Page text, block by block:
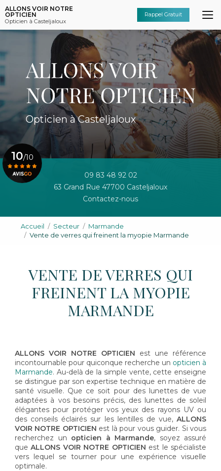
Aller
au
contenu
principal
ALLONS VOIR NOTRE
OPTICIEN
Opticien à Casteljaloux
Rappel Gratuit
Opticien à Casteljaloux
09 83 48 92 02
63 Grand Rue 47700 Casteljaloux
Contactez-nous
10/10
Accueil Secteur
Marmande
Vente de verres qui freinent la myopie Marmande
VENTE DE VERRES QUI
FREINENT LA MYOPIE
MARMANDE
ALLONS VOIR NOTRE OPTICIEN est une référence
incontournable pour quiconque recherche un opticien à
Marmande. Au-delà de la simple vente, cette enseigne
se distingue par son expertise technique en matière de
santé visuelle. Que ce soit pour des lunettes de vue
adaptées à vos besoins précis, des lunettes de soleil
élégantes pour protéger vos yeux des rayons UV ou
des conseils éclairés sur les lentilles de vue, ALLONS
VOIR NOTRE OPTICIEN est là pour vous guider. Si vous
recherchez un opticien à Marmande, soyez assuré
queALLONS VOIR NOTRE OPTICIEN est le spécialiste
vers lequel se tourner pour une expérience visuelle
optimale.